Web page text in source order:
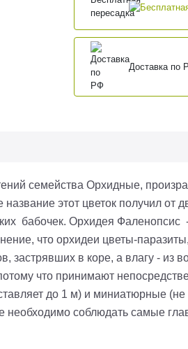
Доставка по
семейства Орхидные,
этот цветок получил от
бабочек. Орхидея
что орхидеи цветы-
застрявших в коре, а влагу - из
что принимают
до 1 м) и миниатюрные
соблюдать самые